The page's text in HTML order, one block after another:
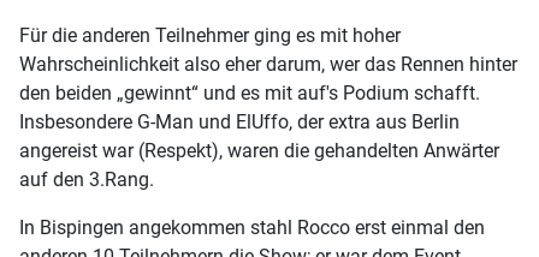
Für die anderen Teilnehmer ging es mit hoher
Wahrscheinlichkeit also eher darum, wer das Rennen hinter
den beiden „gewinnt“ und es mit auf's Podium schafft.
Insbesondere G-Man und ElUffo, der extra aus Berlin
angereist war (Respekt), waren die gehandelten Anwärter
auf den 3.Rang.
In Bispingen angekommen stahl Rocco erst einmal den